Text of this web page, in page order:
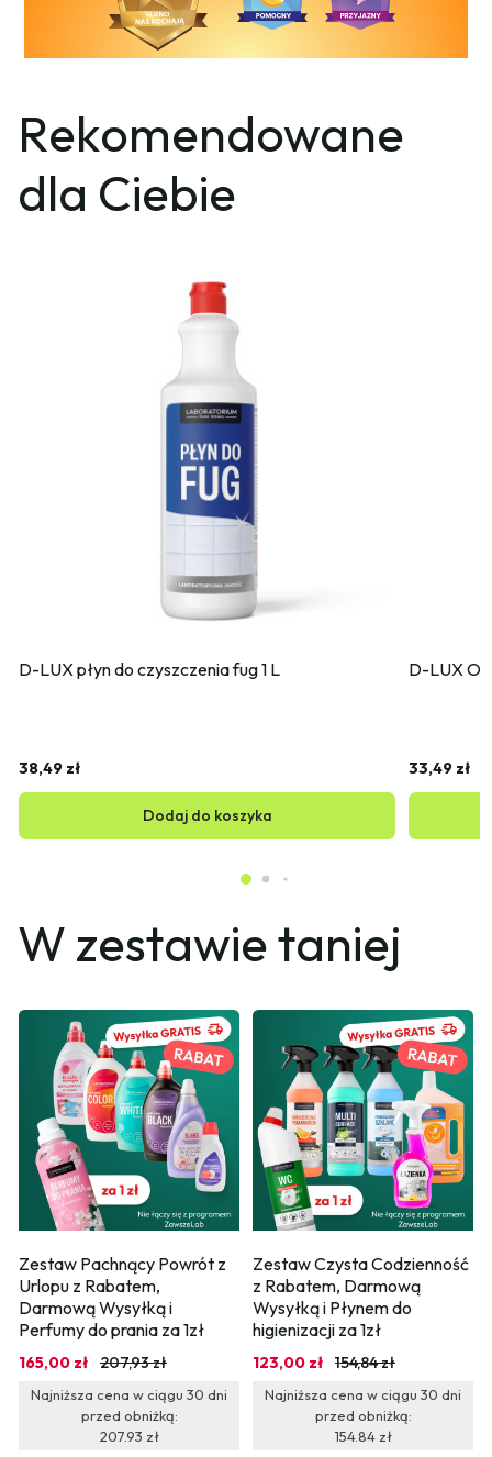
Rekomendowane
dla Ciebie
D-LUX płyn do czyszczenia fug 1 L
38,49 zł
Dodaj do koszyka
D-LUX
33,49 zł
W zestawie taniej
Zestaw Pachnący Powrót z
Urlopu z Rabatem,
Darmową Wysyłką i
Perfumy do prania za 1zł
165,00 zł 207,93 zł
Najniższa cena w ciągu 30 dni
przed obniżką:
207.93 zł
Zestaw Czysta Codzienność
z Rabatem, Darmową
Wysyłką i Płynem do
higienizacji za 1zł
123,00 zł 154,84 zł
Najniższa cena w ciągu 30 dni
przed obniżką:
154.84 zł